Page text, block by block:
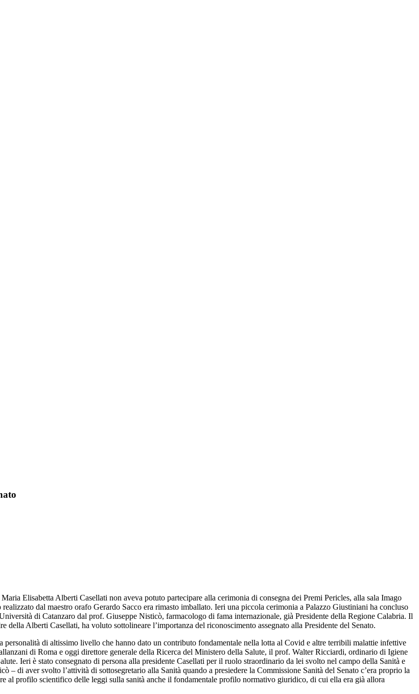
Elisabetta Alberti Casellati non aveva potuto partecipare alla cerimonia di consegna dei Premi Pericles, alla sala Imago
dal maestro orafo Gerardo Sacco era rimasto imballato. Ieri una piccola cerimonia a Palazzo Giustiniani ha concluso
di Catanzaro dal prof. Giuseppe Nisticò, farmacologo di fama internazionale, già Presidente della Regione Calabria. Il
Alberti Casellati, ha voluto sottolineare l’importanza del riconoscimento assegnato alla Presidente del Senato.
di altissimo livello che hanno dato un contributo fondamentale nella lotta al Covid e altre terribili malattie infettive
di Roma e oggi direttore generale della Ricerca del Ministero della Salute, il prof. Walter Ricciardi, ordinario di Igiene
Ieri è stato consegnato di persona alla presidente Casellati per il ruolo straordinario da lei svolto nel campo della Sanità e
– di aver svolto l’attività di sottosegretario alla Sanità quando a presiedere la Commissione Sanità del Senato c’era proprio la
al profilo scientifico delle leggi sulla sanità anche il fondamentale profilo normativo giuridico, di cui ella era già allora